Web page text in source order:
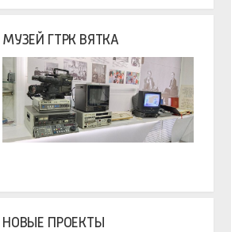
МУЗЕЙ ГТРК ВЯТКА
НОВЫЕ ПРОЕКТЫ